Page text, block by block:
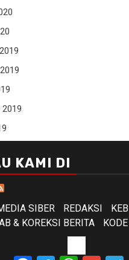
KAMI DI
SIBER
REDAKSI
& KOREKSI BERITA